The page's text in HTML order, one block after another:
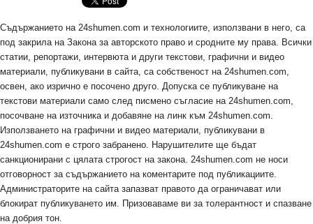
Съдържанието на 24shumen.com и технологиите, използвани в него, са
под закрила на Закона за авторското право и сродните му права. Всички
статии, репортажи, интервюта и други текстови, графични и видео
материали, публикувани в сайта, са собственост на 24shumen.com,
освен, ако изрично е посочено друго. Допуска се публикуване на
текстови материали само след писмено съгласие на 24shumen.com,
посочване на източника и добавяне на линк към 24shumen.com.
Използването на графични и видео материали, публикувани в
24shumen.com е строго забранено. Нарушителите ще бъдат
санкционирани с цялата строгост на закона. 24shumen.com не носи
отговорност за съдържанието на коментарите под публикациите.
Администраторите на сайта запазват правото да ограничават или
блокират публикуването им. Призоваваме ви за толерантност и спазване
на добрия тон.